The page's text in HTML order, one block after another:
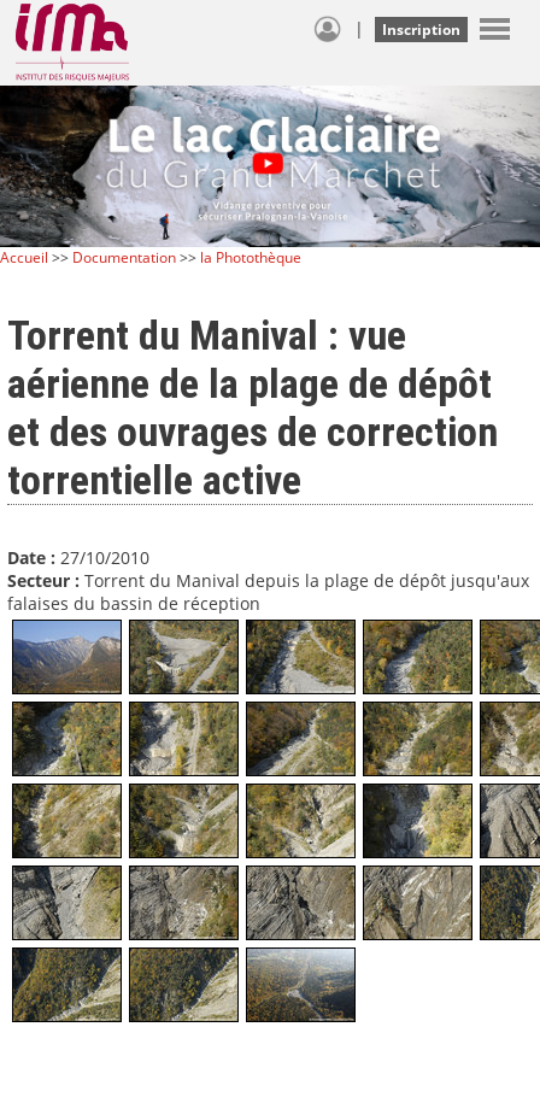
| Inscription
Accueil >> Documentation>> la Photothèque
Torrent du Manival : vue
aérienne de la plage de dépôt
et des ouvrages de correction
torrentielle active
Date : 27/10/2010
Secteur : Torrent du Manival depuis la plage de dépôt jusqu'aux
falaises du bassin de réception